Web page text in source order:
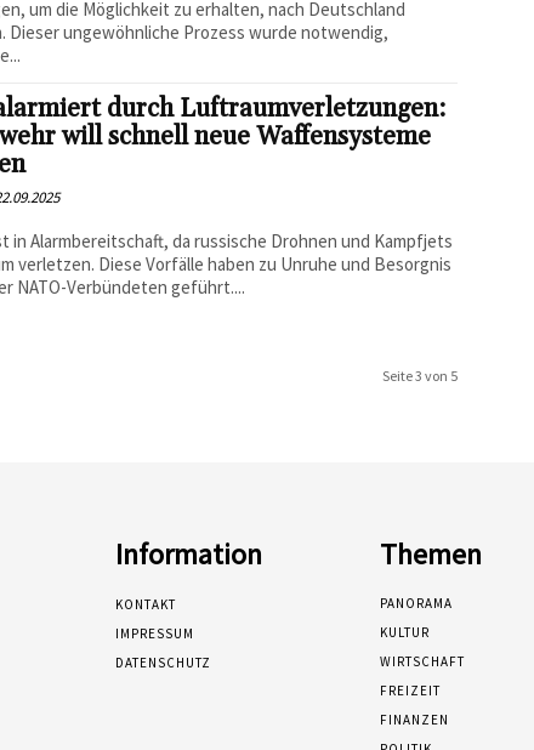
um die Möglichkeit zu erhalten, nach Deutschland
Dieser ungewöhnliche Prozess wurde notwendig,
durch Luftraumverletzungen:
will schnell neue Waffensysteme
in Alarmbereitschaft, da russische Drohnen und Kampfjets
verletzen. Diese Vorfälle haben zu Unruhe und Besorgnis
NATO-Verbündeten geführt....
Seite 3 von 5
Information
KONTAKT
IMPRESSUM
DATENSCHUTZ
Themen
PANORAMA
KULTUR
WIRTSCHAFT
FREIZEIT
FINANZEN